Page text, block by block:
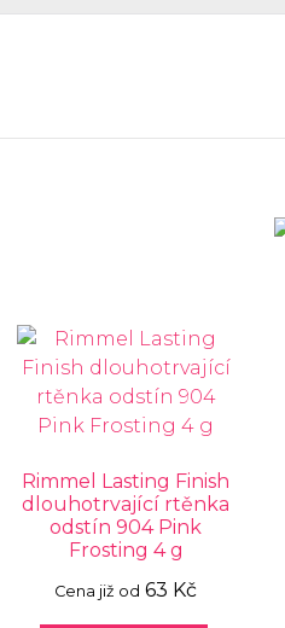
Rimmel Lasting Finish
dlouhotrvající rtěnka
odstín 904 Pink
Frosting 4 g
Cena již od 63 Kč